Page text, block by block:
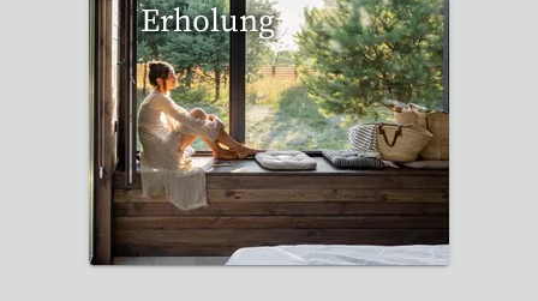
Erholung
12 Reisen gefunden